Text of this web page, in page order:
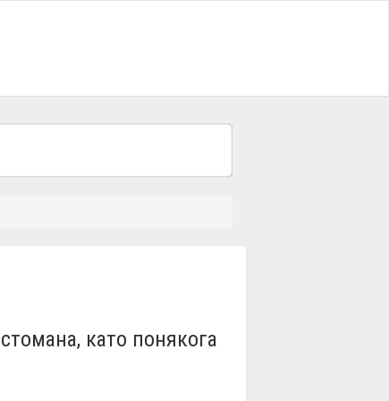
като понякога